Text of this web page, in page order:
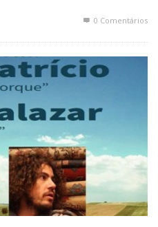
0 Comentários